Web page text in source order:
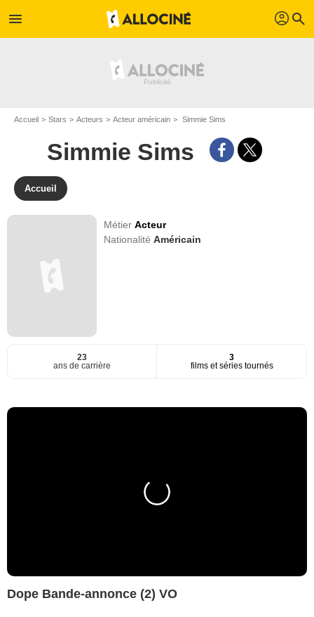
menu profil search
Accueil Stars Acteurs Acteur américain Simmie Sims
Simmie Sims
Accueil
MétierActeur
NationalitéAméricain
23
ans de carrière
3
films et séries tournés
Dope Bande-annonce (2) VO